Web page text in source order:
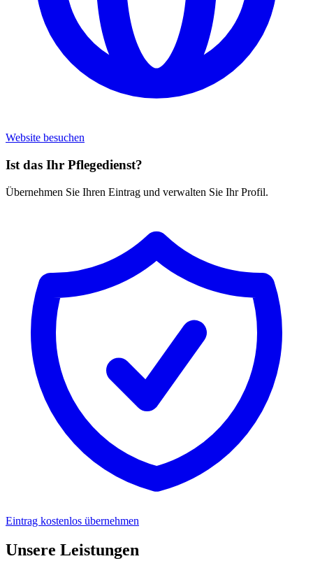
Website besuchen
Ist das Ihr Pflegedienst?
Übernehmen Sie Ihren Eintrag und verwalten Sie Ihr Profil.
Eintrag kostenlos übernehmen
Unsere Leistungen